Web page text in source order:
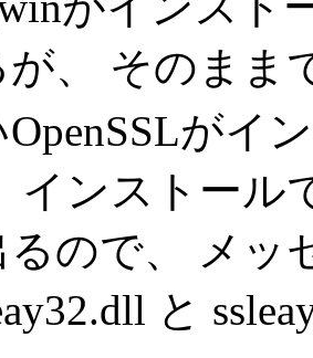
が、 そのまま
がイ
インストール
るので、 メッ
と